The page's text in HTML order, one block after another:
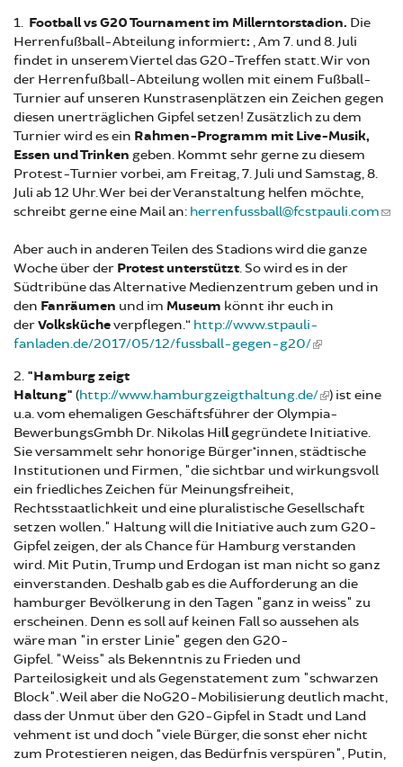
1. Football vs G20 Tournament im Millerntorstadion. Die
Herrenfußball-Abteilung informiert: „Am 7. und 8. Juli
findet in unserem Viertel das G20-Treffen statt. Wir von
der Herrenfußball-Abteilung wollen mit einem Fußball-
Turnier auf unseren Kunstrasenplätzen ein Zeichen gegen
diesen unerträglichen Gipfel setzen! Zusätzlich zu dem
Turnier wird es ein Rahmen-Programm mit Live-Musik,
Essen und Trinken geben. Kommt sehr gerne zu diesem
Protest-Turnier vorbei, am Freitag, 7. Juli und Samstag, 8.
Juli ab 12 Uhr. Wer bei der Veranstaltung helfen möchte,
schreibt gerne eine Mail an: herrenfussball@fcstpauli.com
Aber auch in anderen Teilen des Stadions wird die ganze
Woche über der Protest unterstützt. So wird es in der
Südtribüne das Alternative Medienzentrum geben und in
den Fanräumen und im Museum könnt ihr euch in
derVolkskücheverpflegen.“ http://www.stpauli-
fanladen.de/2017/05/12/fussball-gegen-g20/
2. "Hamburg zeigt
Haltung" (http://www.hamburgzeigthaltung.de/
) ist eine
u.a. vom ehemaligen Geschäftsführer der Olympia-
BewerbungsGmbh Dr. Nikolas Hillgegründete Initiative.
Sie versammelt sehr honorige Bürger*innen, städtische
Institutionen und Firmen, "die sichtbar und wirkungsvoll
ein friedliches Zeichen für Meinungsfreiheit,
Rechtsstaatlichkeit und eine pluralistische Gesellschaft
setzen wollen." Haltung will die Initiative auch zum G20-
Gipfel zeigen, der als Chance für Hamburg verstanden
wird. Mit Putin, Trump und Erdogan ist man nicht so ganz
einverstanden. Deshalb gab es die Aufforderung an die
hamburger Bevölkerung in den Tagen "ganz in weiss" zu
erscheinen. Denn es soll auf keinen Fall so aussehen als
wäre man "in erster Linie" gegen den G20-
Gipfel. "Weiss" als Bekenntnis zu Frieden und
Parteilosigkeit und als Gegenstatement zum "schwarzen
Block". Weil aber die NoG20-Mobilisierung deutlich macht,
dass der Unmut über den G20-Gipfel in Stadt und Land
vehment ist und doch "viele Bürger, die sonst eher nicht
zum Protestieren neigen, das Bedürfnis verspüren", Putin,